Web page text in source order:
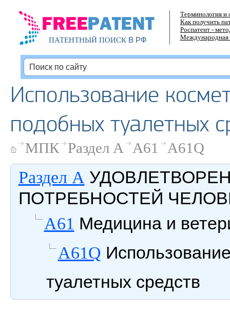
ПАТЕНТНЫЙ ПОИСКВ РФ
Терминология и
Как получить
Роспатент -
Международная
Использование
подобных туалетных
МПК Раздел A A61 A61Q
Раздел A
ПОТРЕБНОСТЕЙ
A61 Медицина и
A61Q
туалетных средств